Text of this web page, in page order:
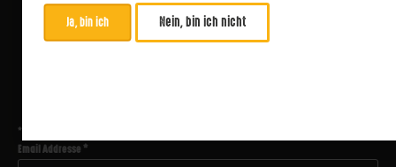
*
Email Addresse*
Ja, bin ich Nein, bin ich nicht